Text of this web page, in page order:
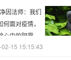
15 15:15:43